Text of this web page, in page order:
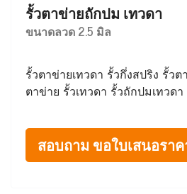
รั้วตาข่ายถักปม เทวดา
ขนาดลวด 2.5 มิล
รั้วตาข่ายเทวดา รั้วกึ่งสปริง รั้วต
ตาข่าย รั้วเทวดา รั้วถักปมเทวดา
สอบถาม ขอใบเสนอรา